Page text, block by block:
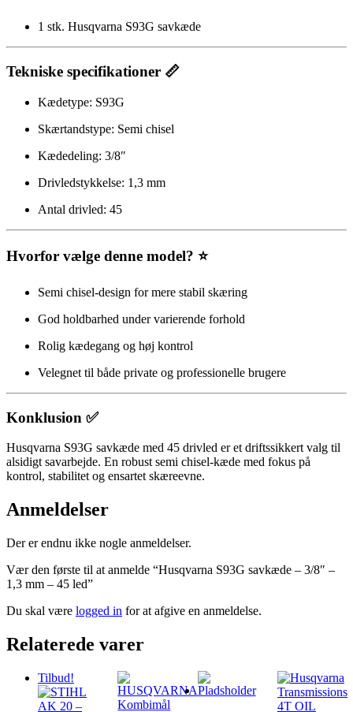
1 stk. Husqvarna S93G savkæde
Tekniske specifikationer 📏
Kædetype: S93G
Skærtandstype: Semi chisel
Kædedeling: 3/8″
Drivledstykkelse: 1,3 mm
Antal drivled: 45
Hvorfor vælge denne model? ⭐
Semi chisel-design for mere stabil skæring
God holdbarhed under varierende forhold
Rolig kædegang og høj kontrol
Velegnet til både private og professionelle brugere
Konklusion ✅
Husqvarna S93G savkæde med 45 drivled er et driftssikkert valg til
alsidigt savarbejde. En robust semi chisel-kæde med fokus på
kontrol, stabilitet og ensartet skæreevne.
Anmeldelser
Der er endnu ikke nogle anmeldelser.
Vær den første til at anmelde “Husqvarna S93G savkæde – 3/8″ –
1,3 mm – 45 led”
Du skal være logged in for at afgive en anmeldelse.
Relaterede varer
Tilbud!